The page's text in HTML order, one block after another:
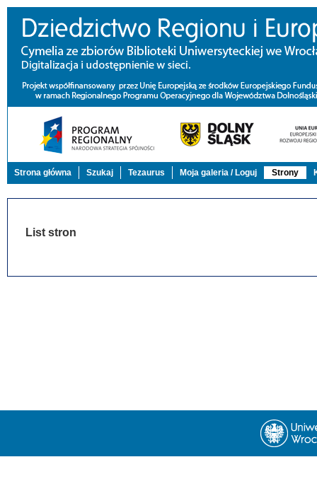
Strona główna Szukaj Tezaurus Moja galeria / Loguj Strony
List stron